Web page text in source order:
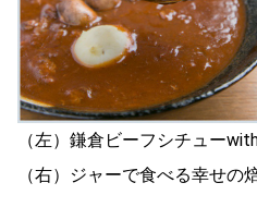
（左）鎌倉ビーフシチュー
（右）ジャーで食べる幸せの